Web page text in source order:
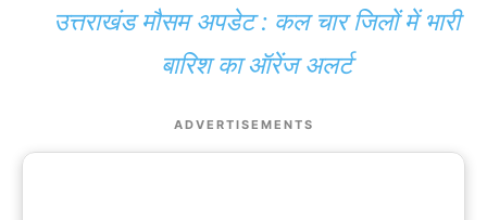
उत्तराखंड मौसम अपडेट : कल चार जिलों में भारी
बारिश का ऑरेंज अलर्ट
ADVERTISEMENTS